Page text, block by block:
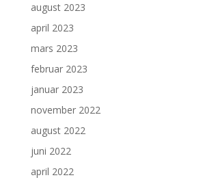
august 2023
april 2023
mars 2023
februar 2023
januar 2023
november 2022
august 2022
juni 2022
april 2022